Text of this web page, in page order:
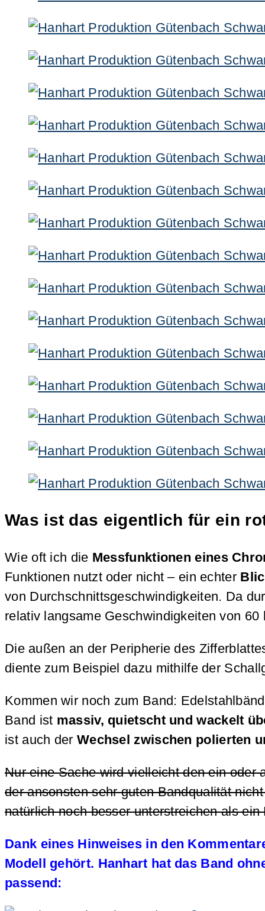
Was ist das eigentlich für ein
Wie oft ich die Messfunktionen eines
Funktionen nutzt oder nicht – ein echter
von Durchschnittsgeschwindigkeiten. Da
relativ langsame Geschwindigkeiten von
Die außen an der Peripherie des
diente zum Beispiel dazu mithilfe der
Kommen wir noch zum Band:
Band ist massiv, quietscht und wackelt
ist auch der Wechsel zwischen polierten
Nur eine Sache wird vielleicht den ein
der ansonsten sehr guten Bandqualität
natürlich noch besser unterstreichen als ein
Dank eines Hinweises in den
Modell gehört. Hanhart hat das Band
passend: